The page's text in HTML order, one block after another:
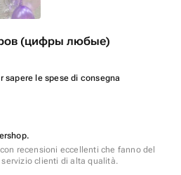
(цифры любые)
sapere le spese di consegna
recensioni eccellenti che fanno del
clienti di alta qualità.